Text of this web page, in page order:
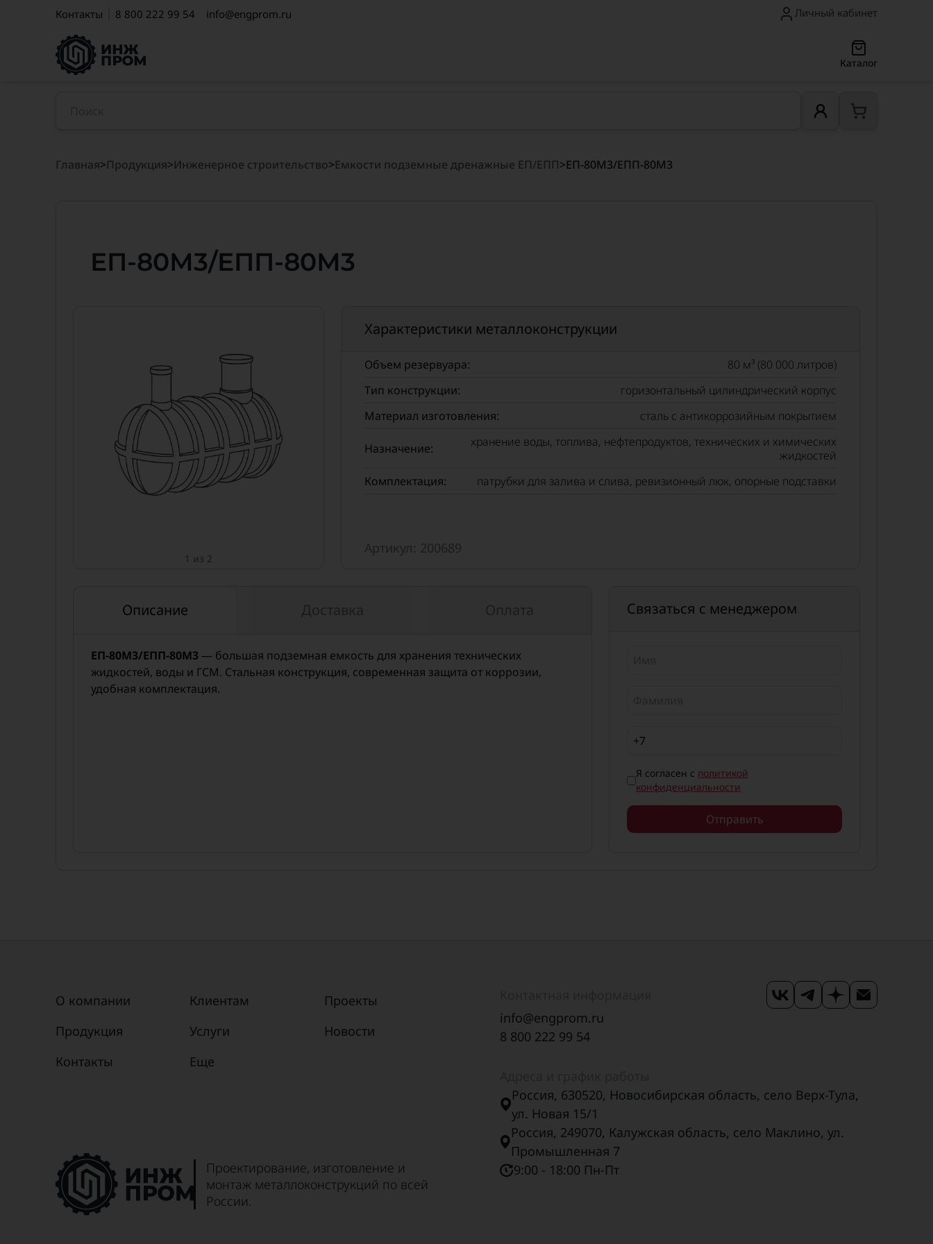
Контакты 8 800 222 99 54 info@engprom.ru Личный кабинет
Каталог
Главная>Продукция>Инженерное строительство>Емкости подземные дренажные ЕП/ЕПП>ЕП-80М3/ЕПП-80М3
ЕП-80М3/ЕПП-80М3
1 из 2
Характеристики металлоконструкции
Объем резервуара:
80 м³ (80 000 литров)
Тип конструкции:
горизонтальный цилиндрический корпус
Материал изготовления:
сталь с антикоррозийным покрытием
Назначение:
хранение воды, топлива, нефтепродуктов, технических и химических
жидкостей
Комплектация:
патрубки для залива и слива, ревизионный люк, опорные подставки
Артикул: 200689
Описание
ЕП-80М3/ЕПП-80М3 — большая подземная емкость для хранения технических
жидкостей, воды и ГСМ. Стальная конструкция, современная защита от коррозии,
удобная комплектация.
Связаться с менеджером
Я согласен с политикой
конфиденциальности
Отправить
О компании Клиентам
Проекты
Продукция
Услуги
Новости
Контакты
Еще
Проектирование, изготовление и
монтаж металлоконструкций по всей
России.
info@engprom.ru
8 800 222 99 54
Россия, 630520, Новосибирская область, село Верх-Тула,
ул. Новая 15/1
Россия, 249070, Калужская область, село Маклино, ул.
Промышленная 7
9:00 - 18:00 Пн-Пт